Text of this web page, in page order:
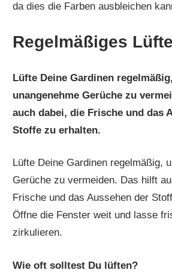
da dies die Farben ausbleichen
Regelmäßiges
Lüfte Deine Gardinen
unangenehme Gerüche zu
auch dabei, die Frische und das
Stoffe zu erhalten.
Lüfte Deine Gardinen regelmäßig,
Gerüche zu vermeiden. Das hilft
Frische und das Aussehen der
Öffne die Fenster weit und lasse
zirkulieren.
Wie oft solltest Du lüften?